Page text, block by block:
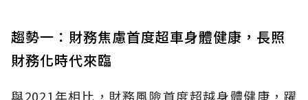
趨勢一：財務焦慮首度超車身體健康，長照
財務化時代來臨
與2021年相比，財務風險首度超越身體健康，躍